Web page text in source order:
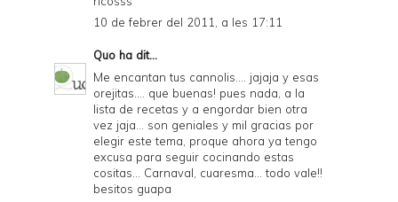
10 de febrer del 2011, a les 17:11
Quo ha dit...
Me encantan tus cannolis.... jajaja y esas
orejitas.... que buenas! pues nada, a la
lista de recetas y a engordar bien otra
vez jaja... son geniales y mil gracias por
elegir este tema, proque ahora ya tengo
excusa para seguir cocinando estas
cositas... Carnaval, cuaresma... todo vale!!
besitos guapa